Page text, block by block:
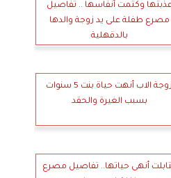
وكتمت أنفاسها .. تفاصيل
مصرع طفلة على يد زوجة والدها
بالدقهلية
زوجة الاب أنهت حياة بنت 5 سنوات
بسبب الغيرة والحقد
أنهى حياتها.. تفاصيل مصرع